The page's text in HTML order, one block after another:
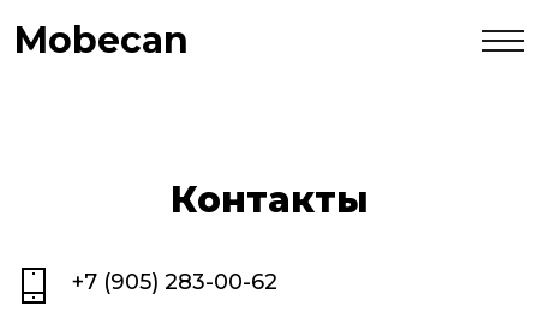
Mobecan
Контакты
+7 (905) 283-00-62